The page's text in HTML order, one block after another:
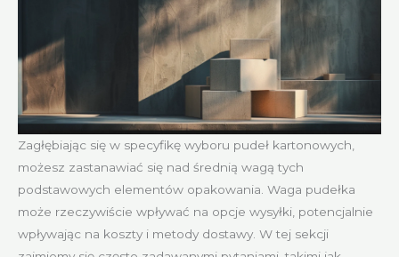
Zagłębiając się w specyfikę wyboru pudeł kartonowych,
możesz zastanawiać się nad średnią wagą tych
podstawowych elementów opakowania. Waga pudełka
może rzeczywiście wpływać na opcje wysyłki, potencjalnie
wpływając na koszty i metody dostawy. W tej sekcji